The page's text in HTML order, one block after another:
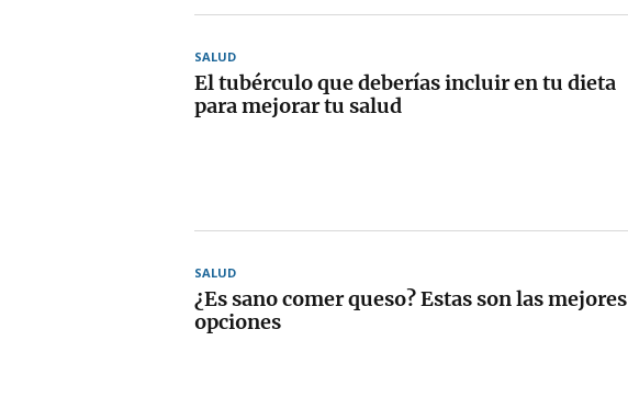
SALUD
El tubérculo que deberías incluir en tu dieta
para mejorar tu salud
SALUD
¿Es sano comer queso? Estas son las mejores
opciones